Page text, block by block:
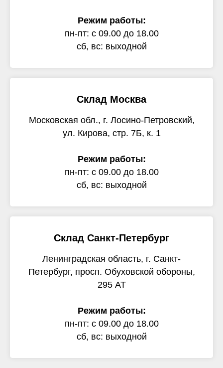
Режим работы:
пн-пт: с 09.00 до 18.00
сб, вс: выходной
Склад Москва
Московская обл., г. Лосино-Петровский,
ул. Кирова, стр. 7Б, к. 1
Режим работы:
пн-пт: с 09.00 до 18.00
сб, вс: выходной
Склад Санкт-Петербург
Ленинградская область, г. Санкт-
Петербург, просп. Обуховской обороны,
295 АТ
Режим работы:
пн-пт: с 09.00 до 18.00
сб, вс: выходной